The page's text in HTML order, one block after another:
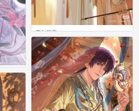
恋与深空
0